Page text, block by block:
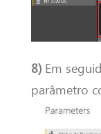
8)Em
parâmetro